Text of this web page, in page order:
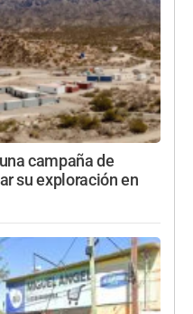
campaña de
su exploración en